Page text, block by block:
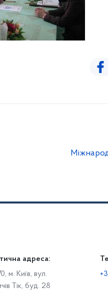
на отримання публічної
адреса:
м. Київ, вул.
Тік, буд. 28